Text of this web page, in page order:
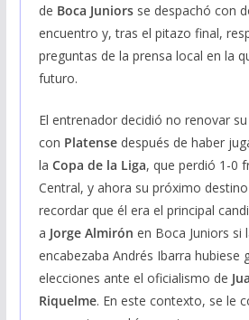
de Boca Juniors se despachó con
encuentro y, tras el pitazo final,
preguntas de la prensa local en la
futuro.
El entrenador decidió no renovar
con Platense después de haber
la Copa de la Liga, que perdió 1-0
Central, y ahora su próximo
recordar que él era el principal
a Jorge Almirón en Boca Juniors si
encabezaba Andrés Ibarra hubiese
elecciones ante el oficialismo de
Riquelme. En este contexto, se le